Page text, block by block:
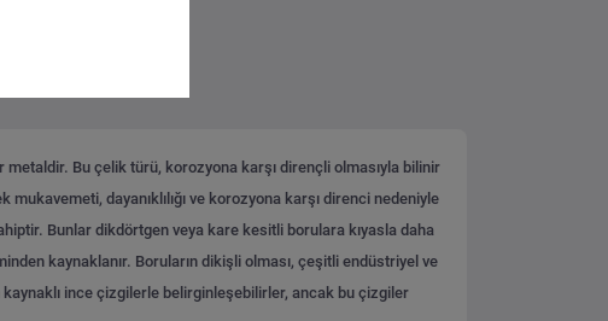
Bu çelik türü, korozyona karşı dirençli olmasıyla bilinir
dayanıklılığı ve korozyona karşı direnci nedeniyle
Bunlar dikdörtgen veya kare kesitli borulara kıyasla daha
kaynaklanır. Boruların dikişli olması, çeşitli endüstriyel ve
ince çizgilerle belirginleşebilirler, ancak bu çizgiler